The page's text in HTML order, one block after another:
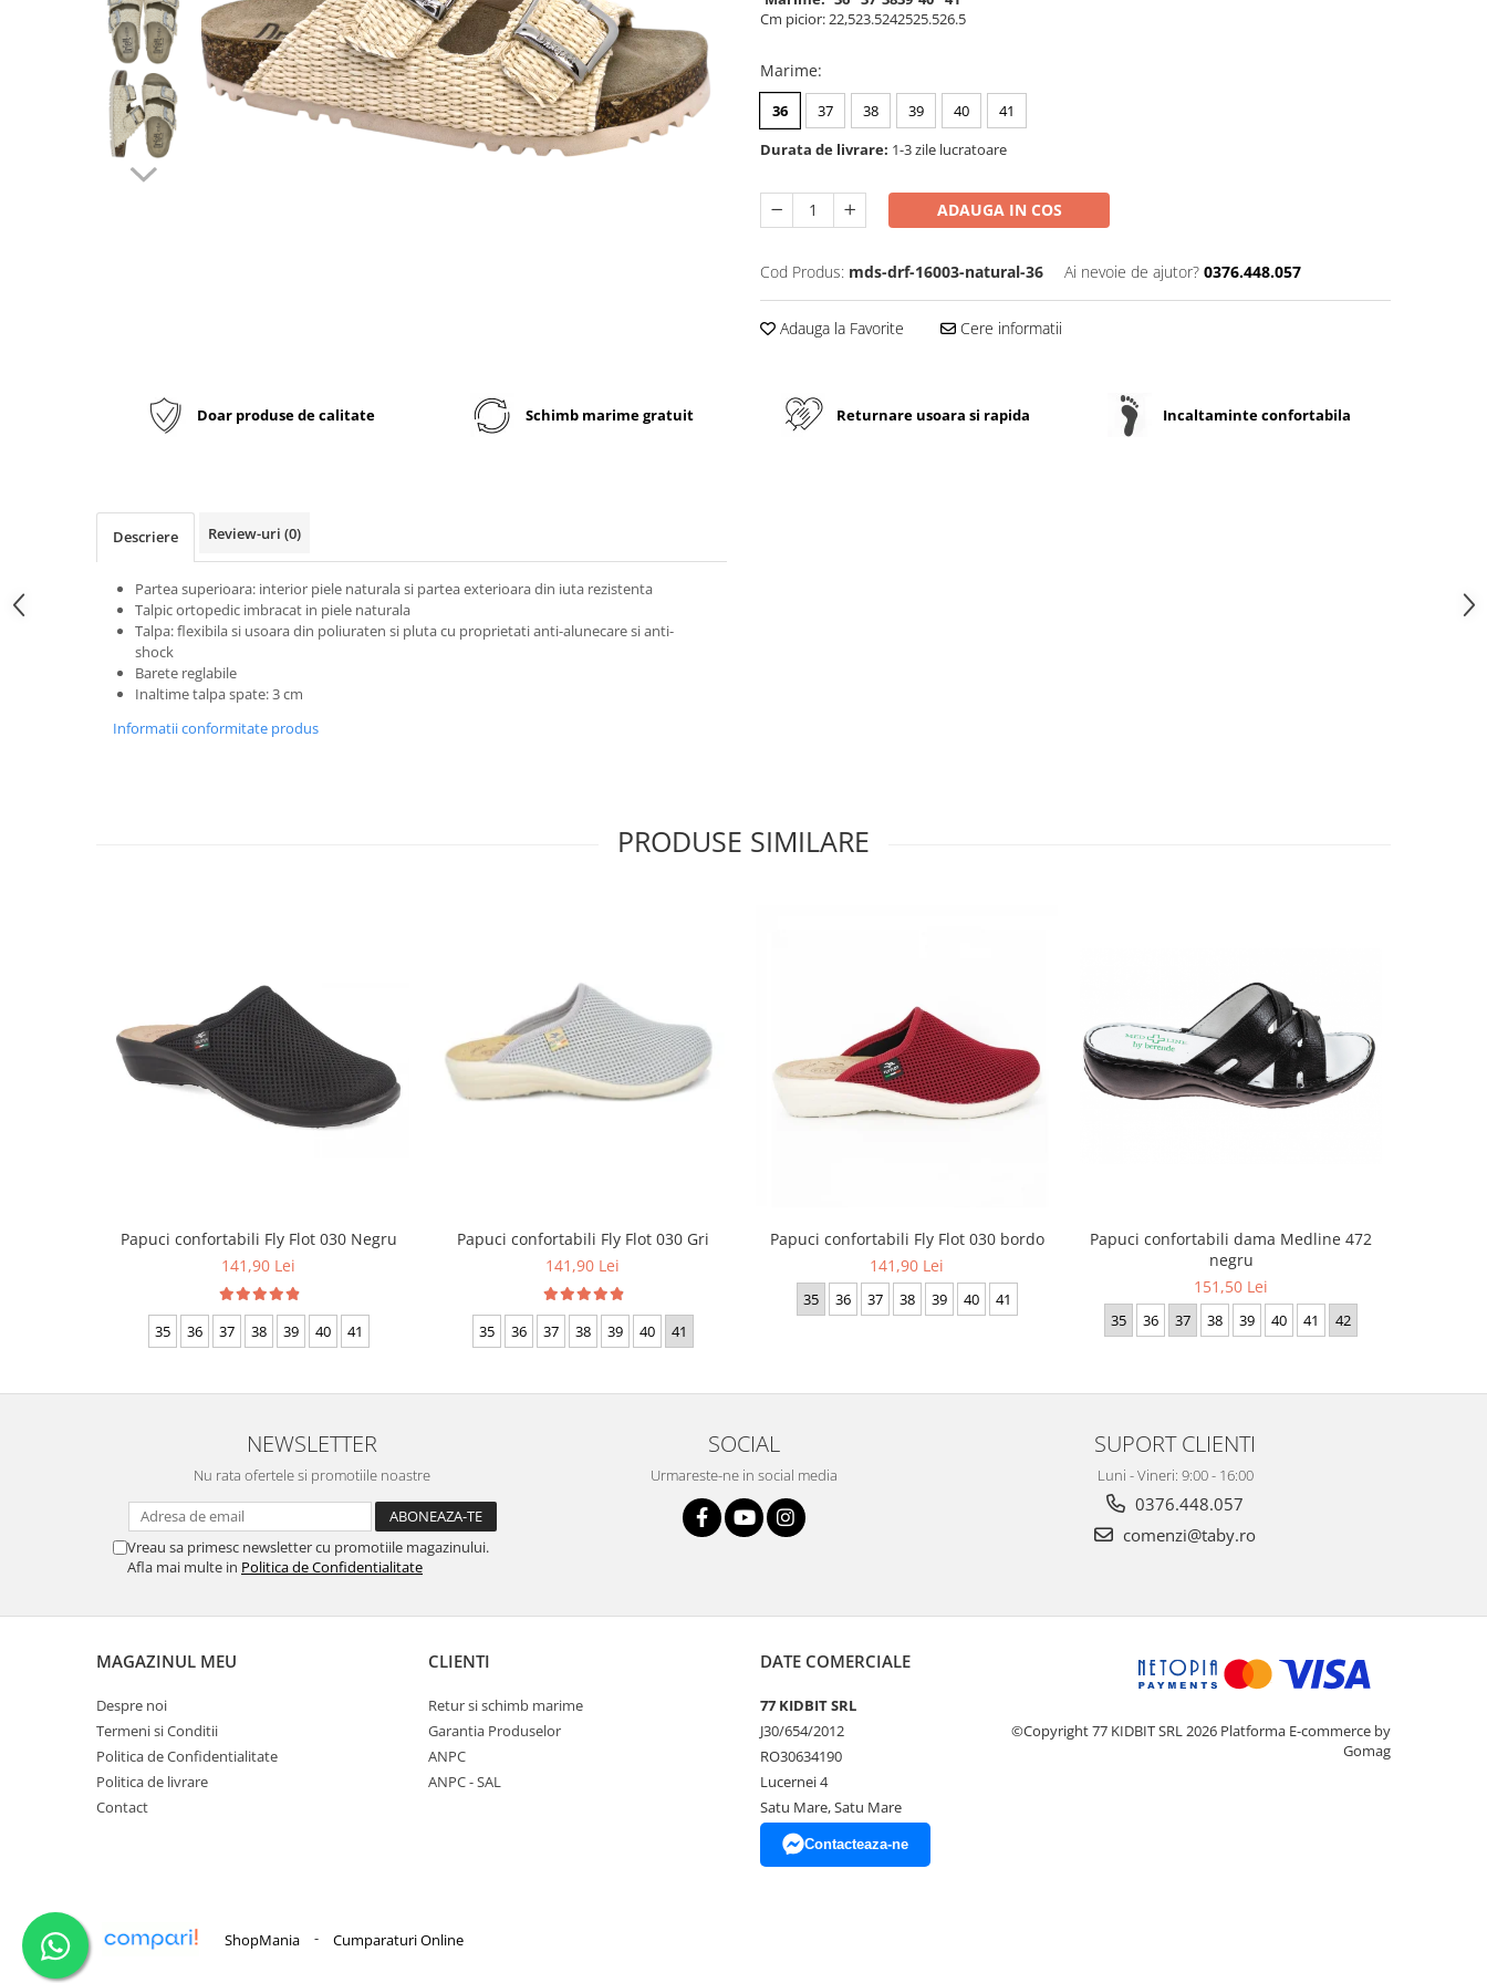
Cm picior:22,523.5242525.526.5
Marime:
36 37 38 39 40
41
Durata de livrare: 1-3 zile lucratoare
ADAUGA IN COS
Cod Produs: mds-drf-16003-natural-36 Ai nevoie de ajutor? 0376.448.057
Adauga la Favorite Cere informatii
Doar produse de calitate Schimb marime gratuit Returnare usoara si rapida Incaltaminte confortabila
Descriere Review-uri (0)
Partea superioara: interior piele naturala si partea exterioara din iuta rezistenta
Talpic ortopedic imbracat in piele naturala
Talpa: flexibila si usoara din poliuraten si pluta cu proprietati anti-alunecare si anti-
shock
Barete reglabile
Inaltime talpa spate: 3 cm
Informatii conformitate produs
PRODUSE SIMILARE
Papuci confortabili Fly Flot 030 Negru
141,90 Lei
35 36 37 38 39 40 41
Papuci confortabili Fly Flot 030 Gri
141,90 Lei
35 36 37 38 39 40 41
Papuci confortabili Fly Flot 030 bordo
141,90 Lei
35 36 37 38 39 40 41
Papuci confortabili dama Medline 472
negru
151,50 Lei
35 36 37 38 39 40 41 42
NEWSLETTER
Nu rata ofertele si promotiile noastre
Vreau sa primesc newsletter cu promotiile magazinului.
Afla mai multe in Politica de Confidentialitate
SOCIAL
Urmareste-ne in social media
SUPORT CLIENTI
Luni - Vineri: 9:00 - 16:00
0376.448.057
comenzi@taby.ro
MAGAZINUL MEU
Despre noi
Termeni si Conditii
Politica de Confidentialitate
Politica de livrare
Contact
CLIENTI
Retur si schimb marime
Garantia Produselor
ANPC
ANPC - SAL
DATE COMERCIALE
77 KIDBIT SRL
J30/654/2012
RO30634190
Lucernei 4
Satu Mare, Satu Mare
Contacteaza-ne
©Copyright 77 KIDBIT SRL 2026 Platforma E-commerce by
Gomag
ShopMania - Cumparaturi Online